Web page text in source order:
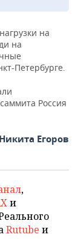
на
на
Петербурге.
Россия
Никита Егоров
,
и
Rutube и